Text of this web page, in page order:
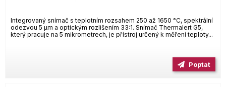
Integrovaný snímač s teplotním rozsahem 250 až 1650 °C, spektrální
odezvou 5 µm a optickým rozlišením 33:1. Snímač Thermalert G5,
který pracuje na 5 mikrometrech, je přístroj určený k měření teploty...
Poptat